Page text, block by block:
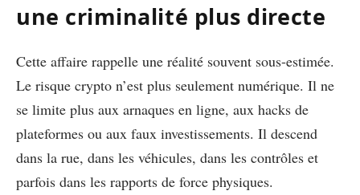
une criminalité plus directe
Cette affaire rappelle une réalité souvent sous-estimée.
Le risque crypto n’est plus seulement numérique. Il ne
se limite plus aux arnaques en ligne, aux hacks de
plateformes ou aux faux investissements. Il descend
dans la rue, dans les véhicules, dans les contrôles et
parfois dans les rapports de force physiques.